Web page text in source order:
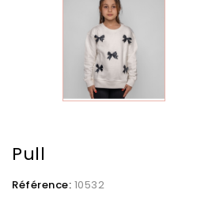
Pull
Référence: 10532